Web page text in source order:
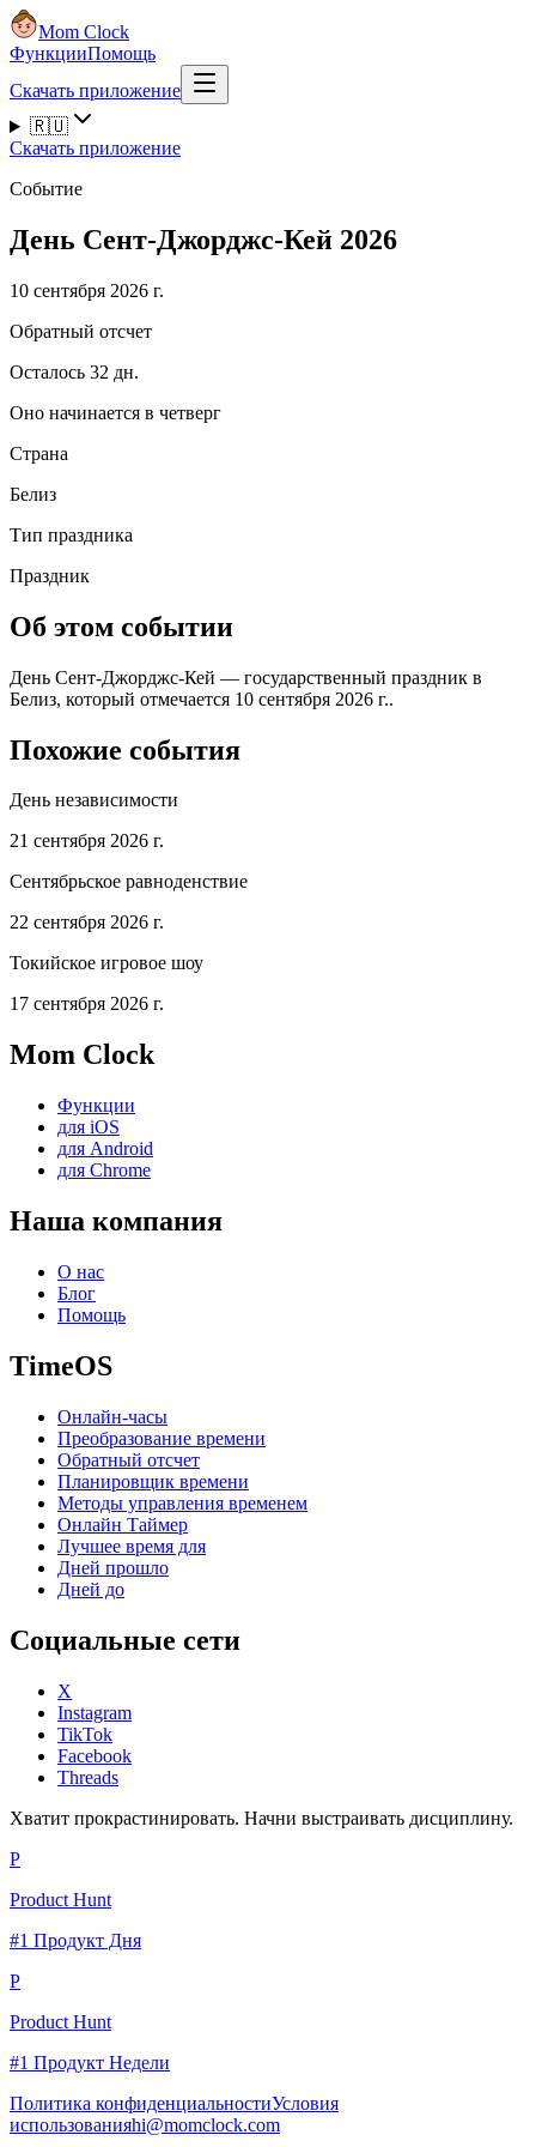
Mom Clock
ФункцииПомощь
Скачать приложение
🇷🇺
Скачать приложение
Событие
День Сент-Джорджс-Кей 2026
10 сентября 2026 г.
Обратный отсчет
Осталось 32 дн.
Оно начинается в четверг
Страна
Белиз
Тип праздника
Праздник
Об этом событии
День Сент-Джорджс-Кей — государственный праздник в
Белиз, который отмечается 10 сентября 2026 г..
Похожие события
День независимости
21 сентября 2026 г.
Сентябрьское равноденствие
22 сентября 2026 г.
Токийское игровое шоу
17 сентября 2026 г.
Mom Clock
Функции
для iOS
для Android
для Chrome
Наша компания
О нас
Блог
Помощь
TimeOS
Онлайн-часы
Преобразование времени
Обратный отсчет
Планировщик времени
Методы управления временем
Онлайн Таймер
Лучшее время для
Дней прошло
Дней до
Социальные сети
X
Instagram
TikTok
Facebook
Threads
Хватит прокрастинировать. Начни выстраивать дисциплину.
P
Product Hunt
#1 Продукт Дня
P
Product Hunt
#1 Продукт Недели
Политика конфиденциальностиУсловия
использованияhi@momclock.com